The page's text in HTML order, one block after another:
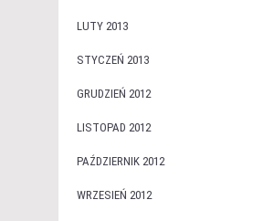
LUTY 2013
STYCZEŃ 2013
GRUDZIEŃ 2012
LISTOPAD 2012
PAŹDZIERNIK 2012
WRZESIEŃ 2012